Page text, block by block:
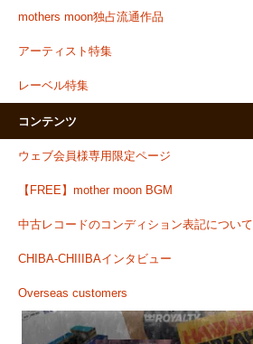
mothers moon独占流通作品
アーティスト特集
レーベル特集
コンテンツ
ウェブ会員様専用限定ページ
【FREE】mother moon BGM
中古レコードのコンディション表記について
CHIBA-CHIIIBAインタビュー
Overseas customers